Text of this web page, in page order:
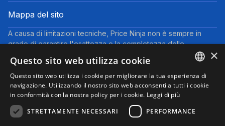
Mappa del sito
A causa di limitazioni tecniche, Price Ninja non è sempre in
grado di garantire l'esattezza o la completezza delle
informazioni fornite dai negozi. Pertanto, a causa della natura
delle attività di Price Ninja, in caso di divergenze tra le
informazioni visualizzate su Price Ninja e quelle presenti sul
sito web del negozio, faranno fede queste ultime. I prezzi
indicati includono tutte le tasse, ad eccezione dei veicoli nuovi
(prezzi IVA inclusa, escluse spese di spedizione).
Questo sito partecipa al Programma Partner di eBay. Potremmo
ENGLISH
×
Questo sito web utilizza cookie
Questo sito web utilizza i cookie per migliorare la tua esperienza di
navigazione. Utilizzando il nostro sito web acconsenti a tutti i cookie
in conformità con la nostra policy per i cookie. Leggi di più
STRETTAMENTE NECESSARI
PERFORMANCE